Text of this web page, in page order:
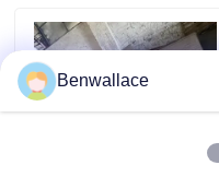
Neuigkeiten
Rechtssachen
Bitte um ein Angebot
Benwallace